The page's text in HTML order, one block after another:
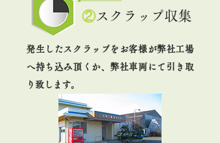
②スクラップ収集
発生したスクラップをお客様が弊社工場
へ持ち込み頂くか、弊社車両にて引き取
り致します。